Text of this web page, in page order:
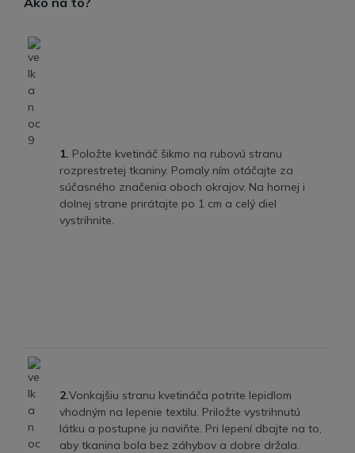
1. Položte kvetináč šikmo na rubovú stranu
rozprestretej tkaniny. Pomaly ním otáčajte za
súčasného značenia oboch okrajov. Na hornej i
dolnej strane prirátajte po 1 cm a celý diel
vystrihnite.
2.Vonkajšiu stranu kvetináča potrite lepidlom
vhodným na lepenie textilu. Priložte vystrihnutú
látku a postupne ju naviňte. Pri lepení dbajte na to,
aby tkanina bola bez záhybov a dobre držala.